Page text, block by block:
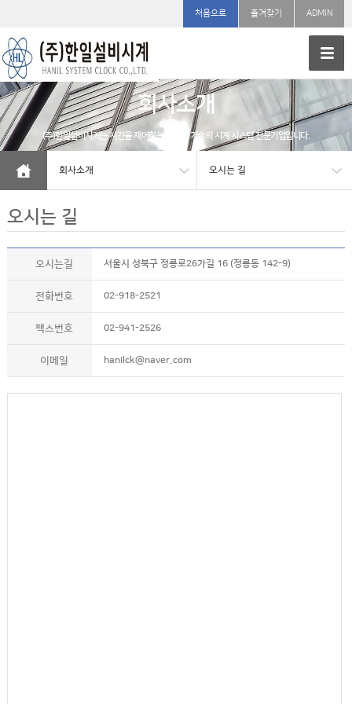
처음으로 즐겨찾기 ADMIN
회사소개
(주)한일설비시계는 시간을 제어하는 정밀한 기술의 시계 시스템 전문기업입니다.
회사소개 오시는 길
오시는 길
오시는길 서울시 성북구 정릉로26가길 16 (정릉동 142-9)
전화번호 02-918-2521
팩스번호 02-941-2526
이메일 hanilck@naver.com